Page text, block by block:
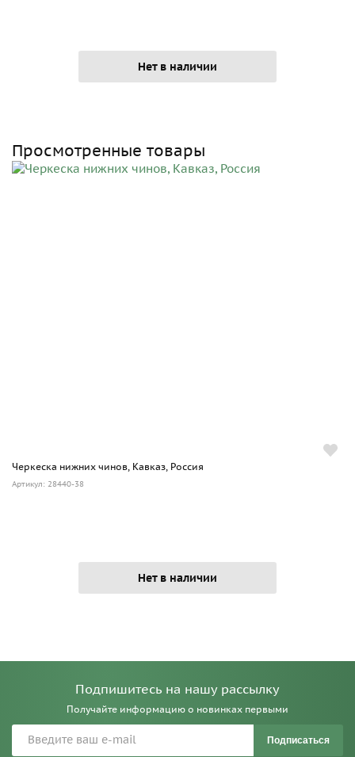
Нет в наличии
Просмотренные товары
Черкеска нижних чинов, Кавказ, Россия
Артикул: 28440-38
Нет в наличии
Подпишитесь на нашу рассылку
Получайте информацию о новинках первыми
Подписаться